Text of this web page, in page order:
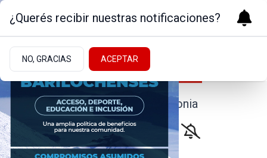
Noticias de la Patagonia
¿Querés recibir nuestras notificaciones?
NO, GRACIAS ACEPTAR